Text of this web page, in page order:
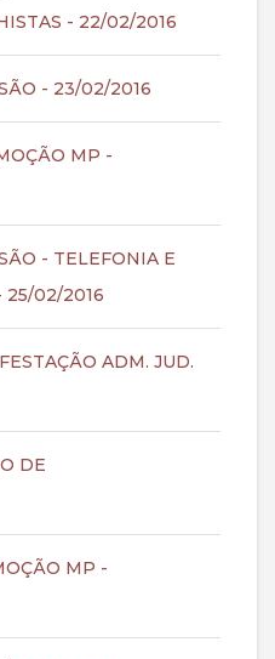
- 22/02/2016
- 23/02/2016
MP -
- TELEFONIA E
25/02/2016
ADM. JUD.
DE
MP -